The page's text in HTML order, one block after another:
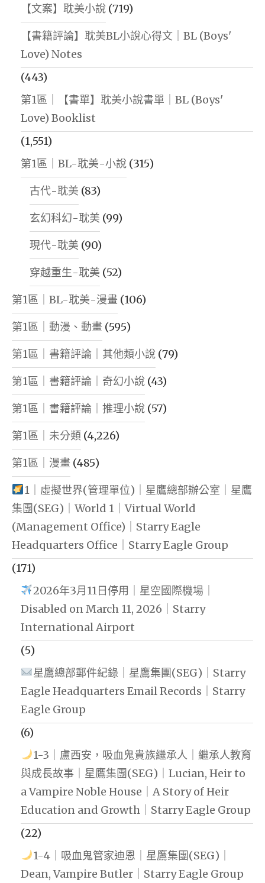
【文案】耽美小說 (719)
【書籍評論】耽美BL小說心得文｜BL (Boys'
Love) Notes
(443)
第1區｜【書單】耽美小說書單｜BL (Boys'
Love) Booklist
(1,551)
第1區｜BL-耽美-小說 (315)
古代-耽美 (83)
玄幻科幻-耽美 (99)
現代-耽美 (90)
穿越重生-耽美 (52)
第1區｜BL-耽美-漫畫 (106)
第1區｜動漫、動畫 (595)
第1區｜書籍評論｜其他類小說 (79)
第1區｜書籍評論｜奇幻小說 (43)
第1區｜書籍評論｜推理小說 (57)
第1區｜未分類 (4,226)
第1區｜漫畫 (485)
1｜虛擬世界(管理單位)｜星鷹總部辦公室｜星鷹
集團(SEG)｜World 1｜Virtual World
(Management Office)｜Starry Eagle
Headquarters Office｜Starry Eagle Group
(171)
2026年3月11日停用｜星空國際機場｜
Disabled on March 11, 2026｜Starry
International Airport
(5)
星鷹總部郵件紀錄｜星鷹集團(SEG)｜Starry
Eagle Headquarters Email Records｜Starry
Eagle Group
(6)
1-3｜盧西安，吸血鬼貴族繼承人｜繼承人教育
與成長故事｜星鷹集團(SEG)｜Lucian, Heir to
a Vampire Noble House｜A Story of Heir
Education and Growth｜Starry Eagle Group
(22)
1-4｜吸血鬼管家迪恩｜星鷹集團(SEG)｜
Dean, Vampire Butler｜Starry Eagle Group